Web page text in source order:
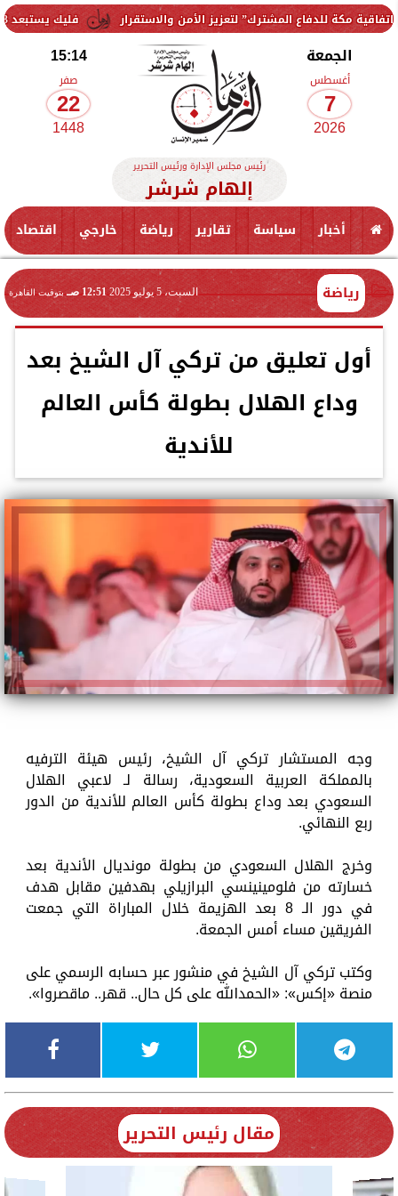
فليك يستبعد 3 لاعبين من معسكر برشلونة.. ومفاجأة بشأن حمزة عبد الكريم المشترك” لتعزيز الأمن والاستقرار
الجمعة
أغسطس
7
2026
15:14
صفر
22
1448
رئيس مجلس الإدارة ورئيس التحرير
إلهام شرشر
أخبار سياسة تقارير رياضة خارجي اقتصاد
رياضة السبت، 5 يوليو 2025 12:51 صـ بتوقيت القاهرة
أول تعليق من تركي آل الشيخ بعد
وداع الهلال بطولة كأس العالم
للأندية
وجه المستشار تركي آل الشيخ، رئيس هيئة الترفيه
بالمملكة العربية السعودية، رسالة لـ لاعبي الهلال
السعودي بعد وداع بطولة كأس العالم للأندية من الدور
ربع النهائي.
وخرج الهلال السعودي من بطولة مونديال الأندية بعد
خسارته من فلومينينسي البرازيلي بهدفين مقابل هدف
في دور الـ 8 بعد الهزيمة خلال المباراة التي جمعت
الفريقين مساء أمس الجمعة.
وكتب تركي آل الشيخ في منشور عبر حسابه الرسمي على
منصة «إكس»: «الحمدالله على كل حال.. قهر.. ماقصروا».
مقال رئيس التحرير